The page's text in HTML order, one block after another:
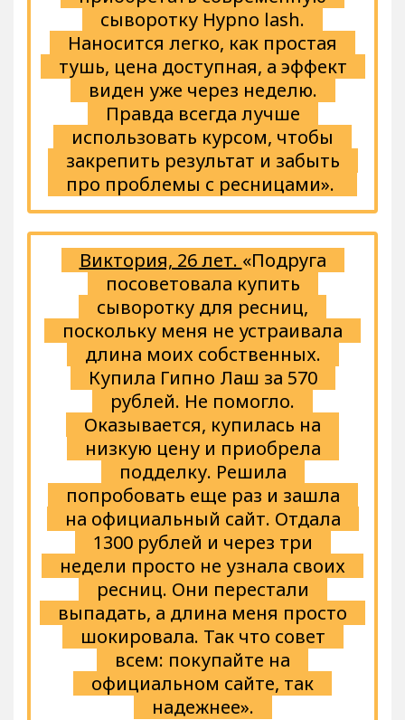
сыворотку Hypno lash.
Наносится легко, как простая
тушь, цена доступная, а эффект
виден уже через неделю.
Правда всегда лучше
использовать курсом, чтобы
закрепить результат и забыть
про проблемы с ресницами».
Виктория, 26 лет. «Подруга
посоветовала купить
сыворотку для ресниц,
поскольку меня не устраивала
длина моих собственных.
Купила Гипно Лаш за 570
рублей. Не помогло.
Оказывается, купилась на
низкую цену и приобрела
подделку. Решила
попробовать еще раз и зашла
на официальный сайт. Отдала
1300 рублей и через три
недели просто не узнала своих
ресниц. Они перестали
выпадать, а длина меня просто
шокировала. Так что совет
всем: покупайте на
официальном сайте, так
надежнее».